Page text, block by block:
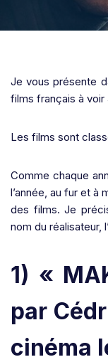
Je vous présente
films français à voir
Les films sont
Comme chaque
l’année, au fur et
des films. Je
nom du réalisateur,
1) «
par
cinéma